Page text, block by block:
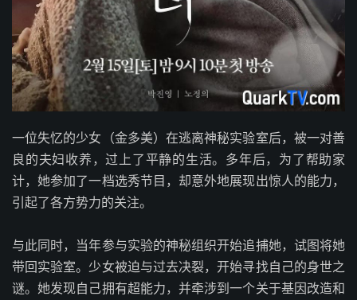
一位失忆的少女（金多美）在逃离神秘实验室后，被一对善
良的夫妇收养，过上了平静的生活。多年后，为了帮助家
计，她参加了一档选秀节目，却意外地展现出惊人的能力，
引起了各方势力的关注。
与此同时，当年参与实验的神秘组织开始追捕她，试图将她
带回实验室。少女被迫与过去决裂，开始寻找自己的身世之
谜。她发现自己拥有超能力，并牵涉到一个关于基因改造和